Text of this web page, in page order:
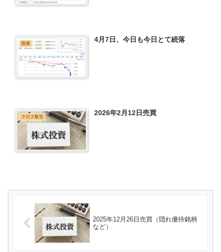
投資 4月7日、今日も今日とて続落
クロス取引 2026年2月12日売買
2025年12月26日売買（隠れ優待銘柄
など）